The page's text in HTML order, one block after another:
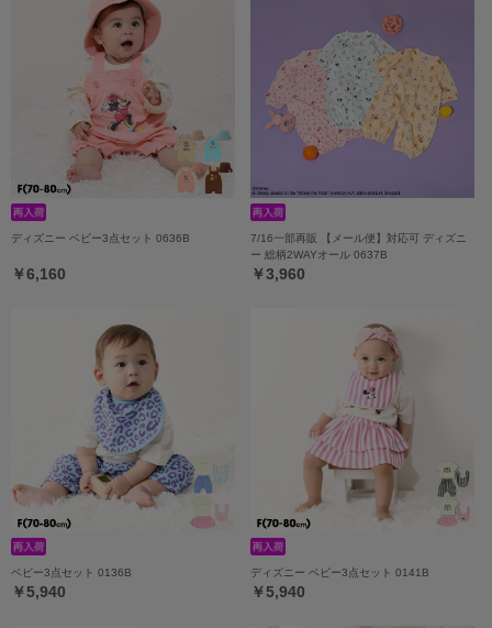
ディズニー ベビー3点セット 0636B
￥6,160
7/16一部再販 【メール便】対応可 ディズニ
ー 総柄2WAYオール 0637B
￥3,960
ベビー3点セット 0136B
￥5,940
ディズニー ベビー3点セット 0141B
￥5,940